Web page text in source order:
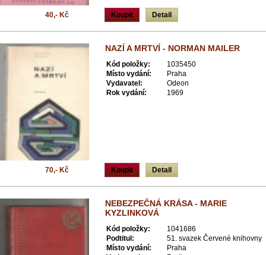
Koupit Detail
40,- Kč
NAZÍ A MRTVÍ - NORMAN MAILER
Kód položky:
1035450
Místo vydání:
Praha
Vydavatel:
Odeon
Rok vydání:
1969
Koupit Detail
70,- Kč
NEBEZPEČNÁ KRÁSA - MARIE
KYZLINKOVÁ
Kód položky:
1041686
Podtitul:
51. svazek Červené knihovny
Místo vydání:
Praha